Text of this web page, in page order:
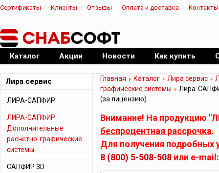
Сертификаты Клиенты Отзывы Оплата и доставка Контакты
Официальный дилер ПО
Каталог Акции Новости Как купить
Главная Каталог Лира сервис
графические системы
Лира-
(за лицензию)
Внимание! На продукцию
беспроцентная рассрочка.
Для получения подробных
8 (800) 5-508-508 или e-
Лира сервис
ЛИРА-САПФИР
ЛИРА-САПФИР
Дополнительные
расчетно-графические
системы
САПФИР 3D